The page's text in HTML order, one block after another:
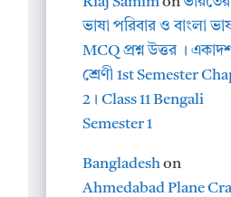
ভাষা পরিবার ও বাংলা
MCQ প্রশ্ন উত্তর ।
শ্রেণী 1st Semester
2। Class 11 Bengali
Semester 1
Bangladeshon
Ahmedabad Plane